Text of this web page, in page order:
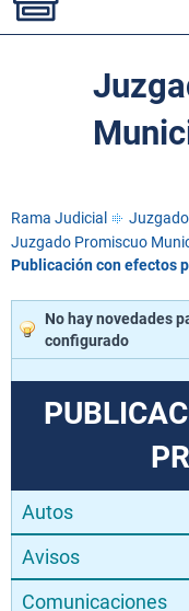
Rama Judicial
Juzgado Promiscuo
Publicación con efectos
No hay novedades
configurado
Autos
Avisos
Comunicaciones